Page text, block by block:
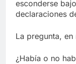
esconderse
declaraciones
La pregunta,
¿Había o no